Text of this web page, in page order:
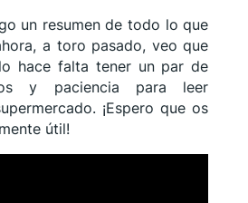
un resumen de todo lo que
a toro pasado, veo que
hace falta tener un par de
y paciencia para leer
¡Espero que os
útil!